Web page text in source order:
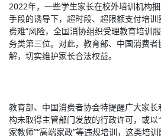
2022年，一些学生家长在校外培训机构
手段的诱导下，超时段、超限额支付培训
费难”风险，全国消协组织受理教育培训
务类第三位。对此，教育部、中国消费
解，切实维护家长合法权益。
教育部、中国消费者协会特提醒广大家
构未取得主管部门发放的行政许可，或以
家教师”“高端家政”等违规培训，这类培